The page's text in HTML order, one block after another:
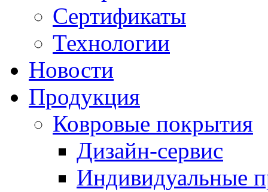
Сертификаты
Технологии
Новости
Продукция
Ковровые покрытия
Дизайн-сервис
Индивидуальные